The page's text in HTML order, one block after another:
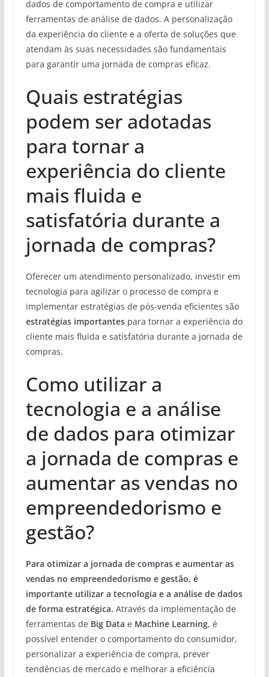
dados de comportamento de compra e utilizar
ferramentas de análise de dados. A personalização
da experiência do cliente e a oferta de soluções que
atendam às suas necessidades são fundamentais
para garantir uma jornada de compras eficaz.
Quais estratégias
podem ser adotadas
para tornar a
experiência do cliente
mais fluida e
satisfatória durante a
jornada de compras?
Oferecer um atendimento personalizado, investir em
tecnologia para agilizar o processo de compra e
implementar estratégias de pós-venda eficientes são
estratégias importantespara tornar a experiência do
cliente mais fluida e satisfatória durante a jornada de
compras.
Como utilizar a
tecnologia e a análise
de dados para otimizar
a jornada de compras e
aumentar as vendas no
empreendedorismo e
gestão?
Para otimizar a jornada de compras e aumentar as
vendas no empreendedorismo e gestão, é
importante utilizar a tecnologia e a análise de dados
de forma estratégica. Através da implementação de
ferramentas de Big Data e Machine Learning, é
possível entender o comportamento do consumidor,
personalizar a experiência de compra, prever
tendências de mercado e melhorar a eficiência